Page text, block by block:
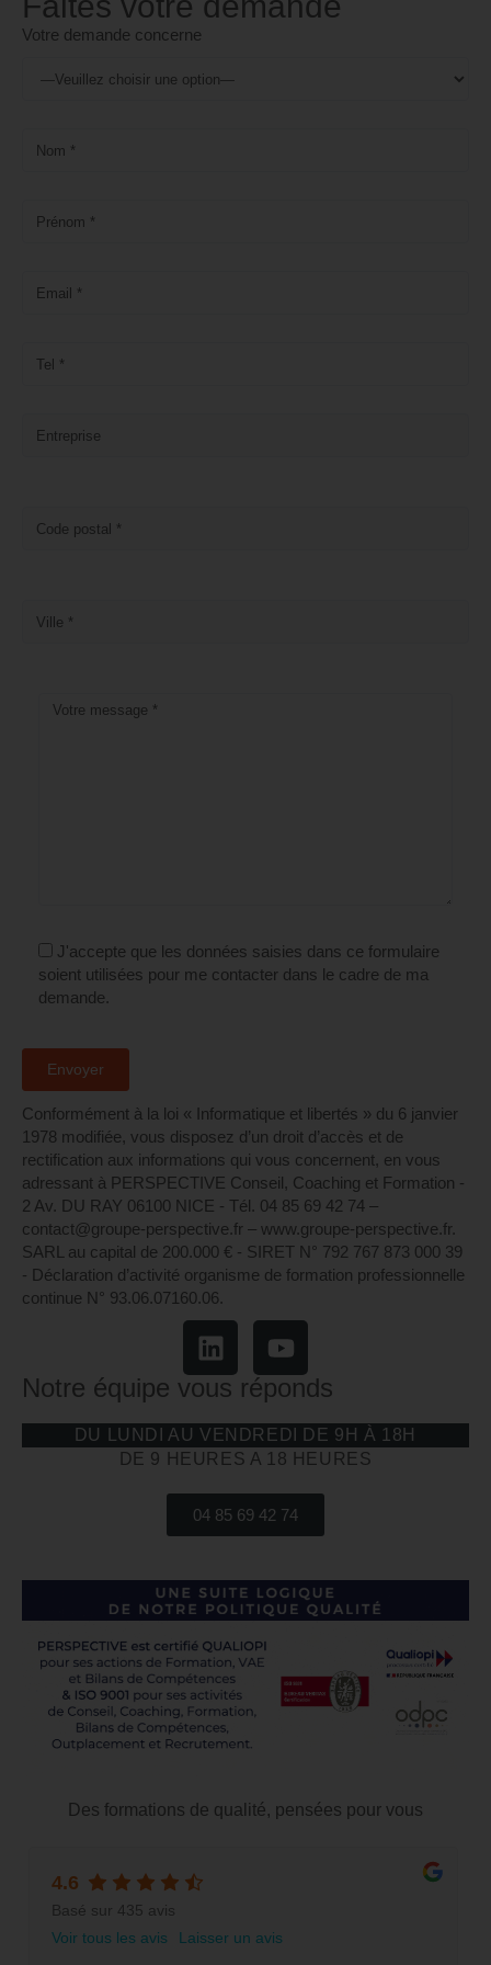
Votre demande concerne
J'accepte que les données saisies dans ce formulaire
soient utilisées pour me contacter dans le cadre de ma
demande.
Conformément à la loi « Informatique et libertés » du 6 janvier
1978 modifiée, vous disposez d’un droit d’accès et de
rectification aux informations qui vous concernent, en vous
adressant à PERSPECTIVE Conseil, Coaching et Formation -
2 Av. DU RAY 06100 NICE - Tél. 04 85 69 42 74⁩ –
contact@groupe-perspective.fr – www.groupe-perspective.fr.
SARL au capital de 200.000 € - SIRET N° 792 767 873 000 39
- Déclaration d’activité organisme de formation professionnelle
continue N° 93.06.07160.06.
Notre équipe vous réponds
DU LUNDI AU VENDREDI DE 9H À 18H
DE 9 HEURES A 18 HEURES
04 85 69 42 74
Des formations de qualité, pensées pour vous
4.6
Basé sur 435 avis
Voir tous les avis
Laisser un avis